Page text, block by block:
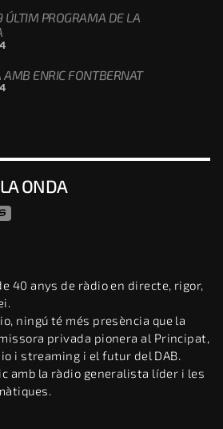
ÚLTIM PROGRAMA DE LA
AMB ENRIC FONTBERNAT
ONDA
40 anys de ràdio en directe, rigor,
ningú té més presència que la
privada pionera al Principat,
i streaming i el futur del DAB.
amb la ràdio generalista líder i les